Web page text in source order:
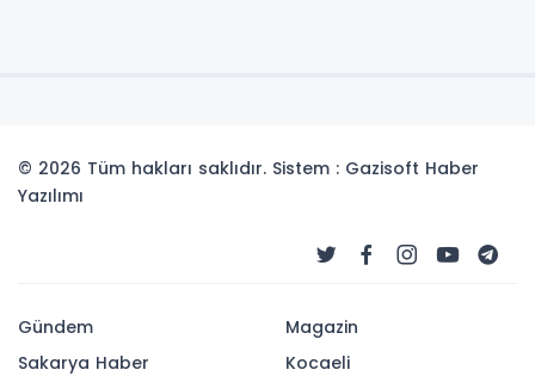
© 2026 Tüm hakları saklıdır. Sistem : Gazisoft Haber
Yazılımı
Gündem
Sakarya Haber
Magazin
Kocaeli